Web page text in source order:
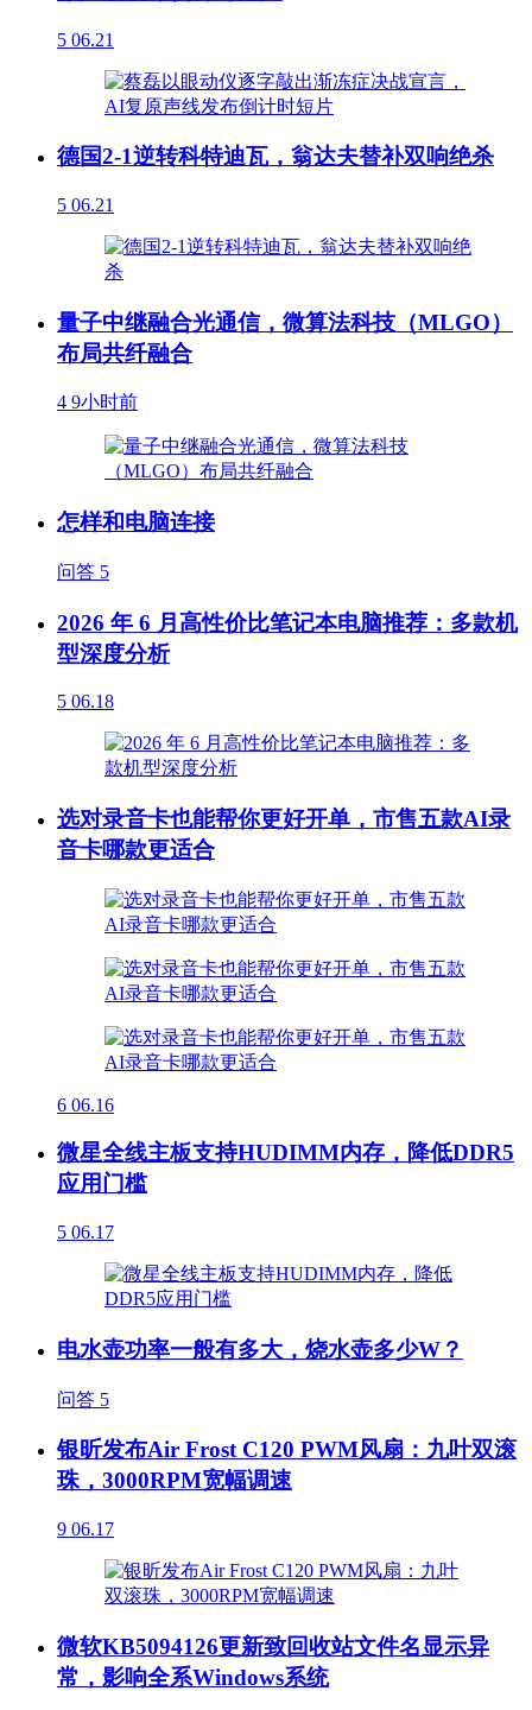
5 06.21
德国2-1逆转科特迪瓦，翁达夫替补双响绝杀
5 06.21
量子中继融合光通信，微算法科技（MLGO）
布局共纤融合
4 9小时前
怎样和电脑连接
问答 5
2026 年 6 月高性价比笔记本电脑推荐：多款机
型深度分析
5 06.18
选对录音卡也能帮你更好开单，市售五款AI录
音卡哪款更适合
6 06.16
微星全线主板支持HUDIMM内存，降低DDR5
应用门槛
5 06.17
电水壶功率一般有多大，烧水壶多少W？
问答 5
银昕发布Air Frost C120 PWM风扇：九叶双滚
珠，3000RPM宽幅调速
9 06.17
微软KB5094126更新致回收站文件名显示异
常，影响全系Windows系统